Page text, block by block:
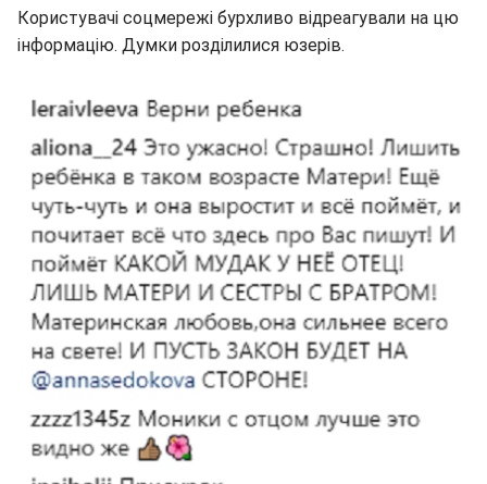
Користувачі соцмережі бурхливо відреагували на цю
інформацію. Думки розділилися юзерів.